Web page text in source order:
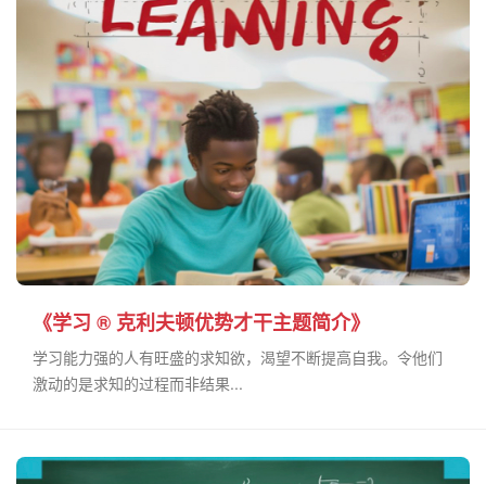
《学习 ® 克利夫顿优势才干主题简介》
学习能力强的人有旺盛的求知欲，渴望不断提高自我。令他们
激动的是求知的过程而非结果...